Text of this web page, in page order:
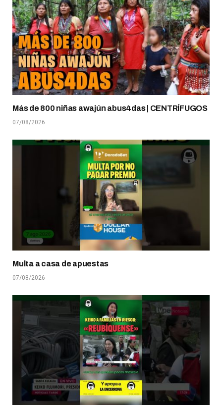
Más de 800 niñas awajún abus4das | CENTRÍFUGOS
07/08/2026
Multa a casa de apuestas
07/08/2026